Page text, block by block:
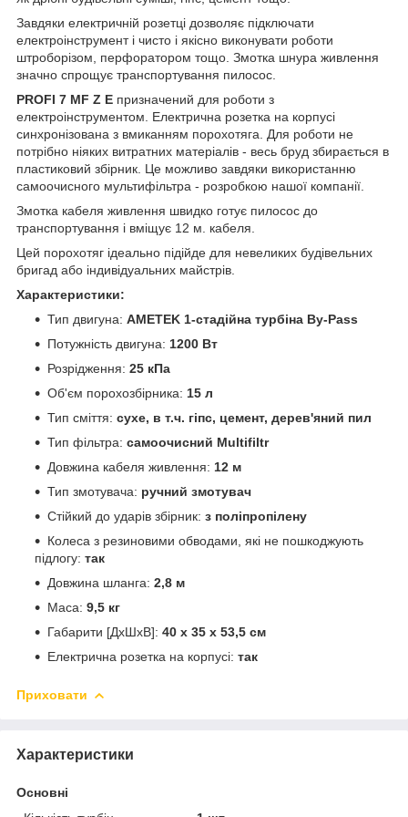
Завдяки електричній розетці дозволяє підключати
електроінструмент і чисто і якісно виконувати роботи
штроборізом, перфоратором тощо. Змотка шнура живлення
значно спрощує транспортування пилосос.
PROFI 7 MF Z E призначений для роботи з
електроінструментом. Електрична розетка на корпусі
синхронізована з вмиканням порохотяга. Для роботи не
потрібно ніяких витратних матеріалів - весь бруд збирається в
пластиковий збірник. Це можливо завдяки використанню
самоочисного мультифільтра - розробкою нашої компанії.
Змотка кабеля живлення швидко готує пилосос до
транспортування і вміщує 12 м. кабеля.
Цей порохотяг ідеально підійде для невеликих будівельних
бригад або індивідуальних майстрів.
Характеристики:
Тип двигуна: AMETEK 1-стадійна турбіна By-Pass
Потужність двигуна: 1200 Вт
Розрідження: 25 кПа
Об'єм порохозбірника: 15 л
Тип сміття: сухе, в т.ч. гіпс, цемент, дерев'яний пил
Тип фільтра: самоочисний Multifiltr
Довжина кабеля живлення: 12 м
Тип змотувача: ручний змотувач
Стійкий до ударів збірник: з поліпропілену
Колеса з резиновими обводами, які не пошкоджують
підлогу: так
Довжина шланга: 2,8 м
Маса: 9,5 кг
Габарити [ДxШхВ]: 40 x 35 x 53,5 см
Електрична розетка на корпусі: так
Приховати
Характеристики
Основні